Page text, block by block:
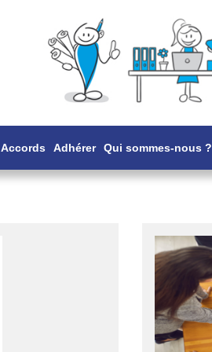
Accords Adhérer Qui sommes-nous ?